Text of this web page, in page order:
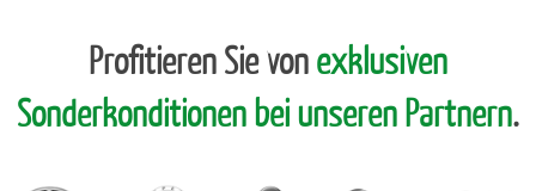
Profitieren Sie von exklusiven
Sonderkonditionen bei unseren Partnern.